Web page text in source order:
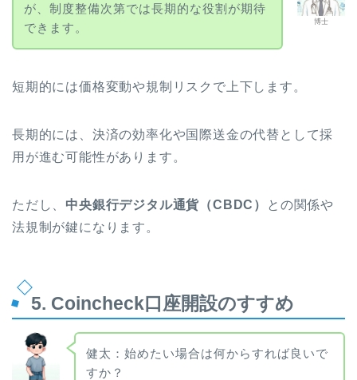
博士
が、制度整備次第では長期的な役割が期待
できます。
短期的には価格変動や規制リスクで上下します。
長期的には、決済の効率化や国際送金の代替として採
用が進む可能性があります。
ただし、 中央銀行デジタル通貨（CBDC）
との関係や
法規制が鍵になります。
5. Coincheck口座開設のすすめ
健太：始めたい場合は何からすれば良いで
すか？